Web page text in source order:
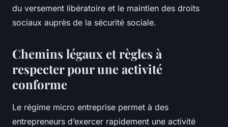
du versement libératoire et le maintien des droits
sociaux auprès de la sécurité sociale.
Chemins légaux et règles à
respecter pour une activité
conforme
Le régime micro entreprise permet à des
entrepreneurs d’exercer rapidement une activité